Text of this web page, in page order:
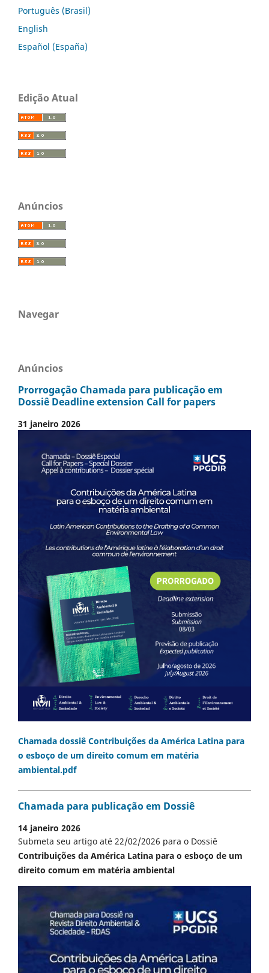
Português (Brasil)
English
Español (España)
Edição Atual
Anúncios
Navegar
Anúncios
Prorrogação Chamada para publicação em
Dossiê Deadline extension Call for papers
31 janeiro 2026
Chamada dossiê Contribuições da América Latina para
o esboço de um direito comum em matéria
ambiental.pdf
Chamada para publicação em Dossiê
14 janeiro 2026
Submeta seu artigo até 22/02/2026 para o Dossiê
Contribuições da América Latina para o esboço de um
direito comum em matéria ambiental